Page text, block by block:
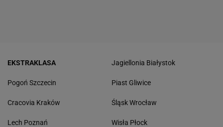
EKSTRAKLASA
Pogoń Szczecin
Cracovia Kraków
Lech Poznań
Jagiellonia Białystok
Piast Gliwice
Śląsk Wrocław
Wisła Płock